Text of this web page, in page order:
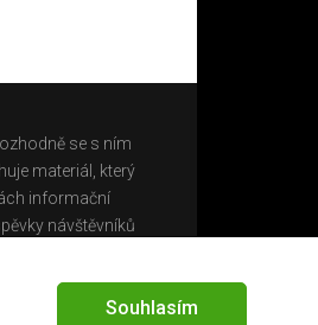
se s ním
materiál, který
informační
návštěvníků
Souhlasím